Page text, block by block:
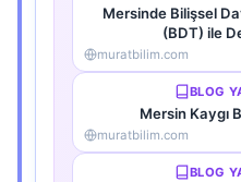
Mersinde Bilişsel
(BDT) ile
muratbilim.com
BLOG
Mersin Kaygı
muratbilim.com
BLOG